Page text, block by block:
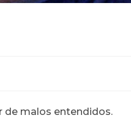
de malos entendidos.